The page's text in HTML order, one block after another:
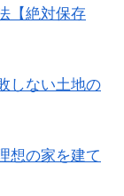
【絶対保存
しない土地の
想の家を建て